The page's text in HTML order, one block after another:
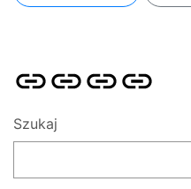
Strona
główna
Pozycjonowanie
Stron
SKLEP
SEO
BLOG
Szukaj